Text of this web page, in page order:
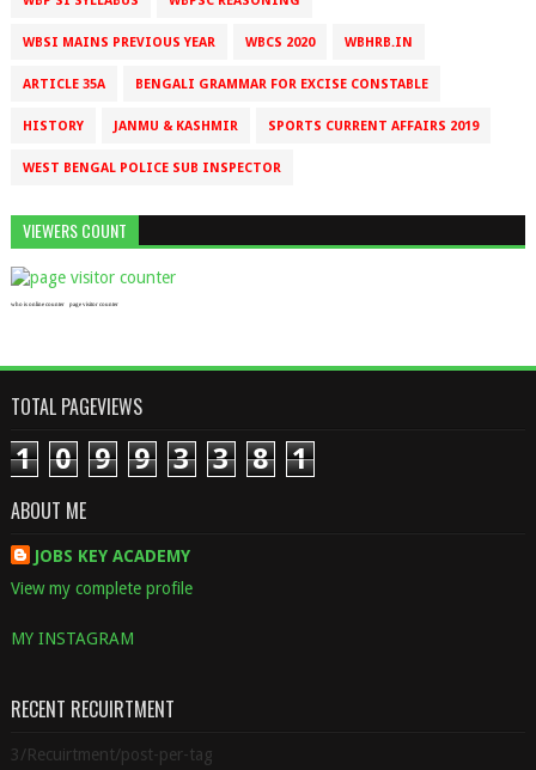
WBSI MAINS PREVIOUS YEAR WBCS 2020 WBHRB.IN
ARTICLE 35A BENGALI GRAMMAR FOR EXCISE CONSTABLE
HISTORY JANMU & KASHMIR SPORTS CURRENT AFFAIRS 2019
WEST BENGAL POLICE SUB INSPECTOR
VIEWERS COUNT
who is online counter page visitor counter
TOTAL PAGEVIEWS
1 0 9 9 3 3 8 1
ABOUT ME
JOBS KEY ACADEMY
View my complete profile
MY INSTAGRAM
RECENT RECUIRTMENT
3/Recuirtment/post-per-tag